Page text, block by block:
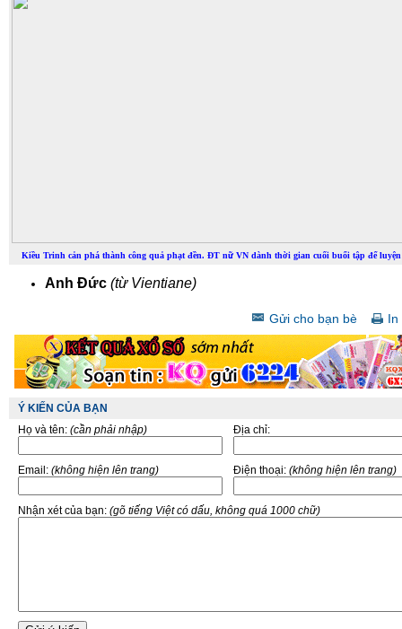
Kiều Trinh cản phá thành công quả phạt đền. ĐT nữ VN dành thời gian cuối buổi tập để luyện
Anh Đức (từ Vientiane)
Gửi cho bạn bè In
Ý KIẾN CỦA BẠN
Họ và tên: (cần phải nhập) Địa chỉ:
Email: (không hiện lên trang) Điện thoại: (không hiện lên trang)
Nhận xét của bạn: (gõ tiếng Việt có dấu, không quá 1000 chữ)